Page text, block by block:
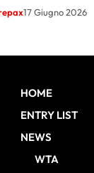
17 Giugno 2026
HOME
ENTRY LIST
NEWS
WTA